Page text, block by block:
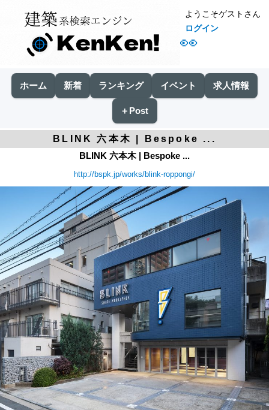
👀
ようこそゲストさん
ログイン
ホーム 新着 ランキング イベント 求人情報
＋Post
BLINK 六本木 | Bespoke ...
BLINK 六本木 | Bespoke ...
http://bspk.jp/works/blink-roppongi/